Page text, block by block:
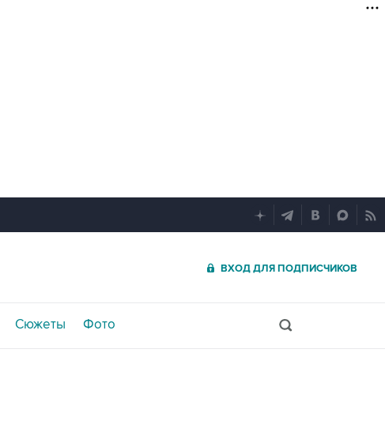
ВХОД ДЛЯ ПОДПИСЧИКОВ
Сюжеты Фото